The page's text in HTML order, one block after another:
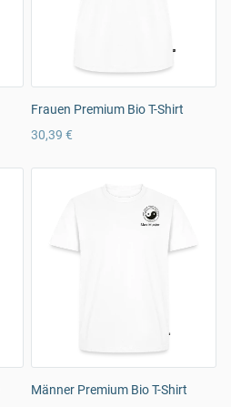
Frauen Premium Bio T-Shirt
30,39 €
Männer Premium Bio T-Shirt